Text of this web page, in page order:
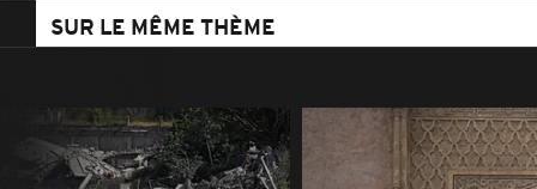
SUR LE MÊME THÈME